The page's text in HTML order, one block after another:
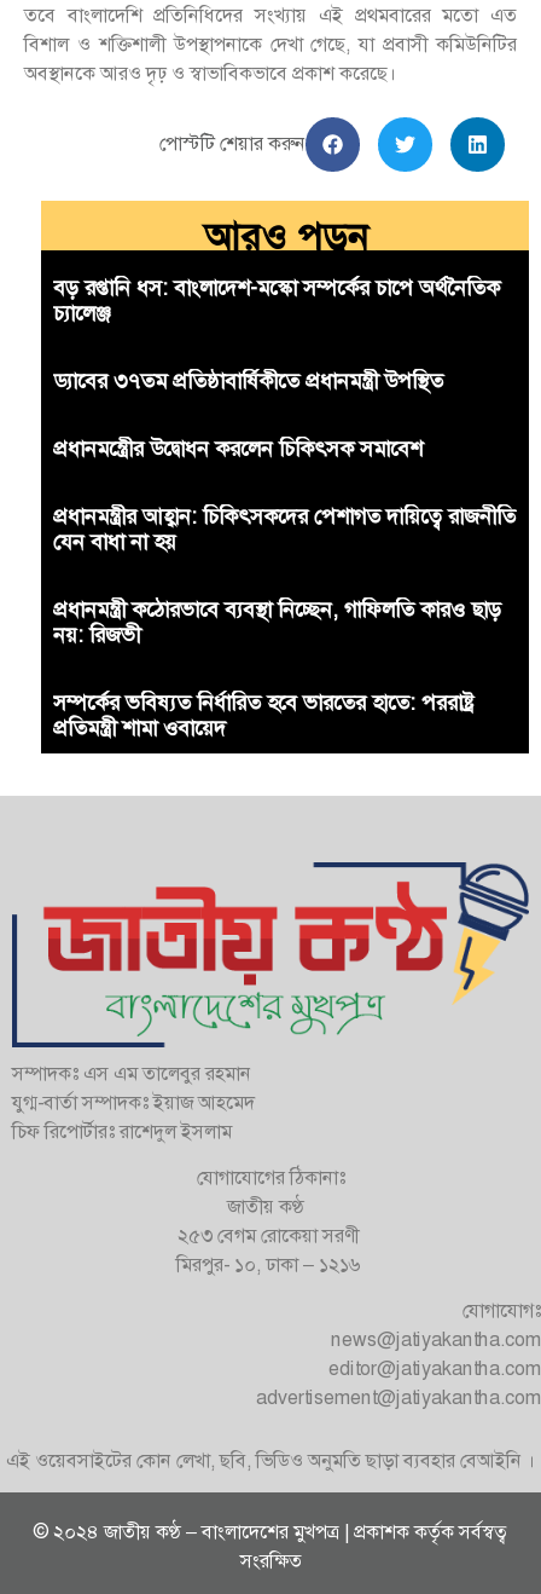
তবে বাংলাদেশি প্রতিনিধিদের সংখ্যায় এই প্রথমবারের মতো এত
বিশাল ও শক্তিশালী উপস্থাপনাকে দেখা গেছে, যা প্রবাসী কমিউনিটির
অবস্থানকে আরও দৃঢ় ও স্বাভাবিকভাবে প্রকাশ করেছে।
পোস্টটি শেয়ার করুন
আরও পড়ুন
বড় রপ্তানি ধস: বাংলাদেশ-মস্কো সম্পর্কের চাপে অর্থনৈতিক
চ্যালেঞ্জ
ড্যাবের ৩৭তম প্রতিষ্ঠাবার্ষিকীতে প্রধানমন্ত্রী উপস্থিত
প্রধানমন্ত্রীের উদ্বোধন করলেন চিকিৎসক সমাবেশ
প্রধানমন্ত্রীর আহ্বান: চিকিৎসকদের পেশাগত দায়িত্বে রাজনীতি
যেন বাধা না হয়
প্রধানমন্ত্রী কঠোরভাবে ব্যবস্থা নিচ্ছেন, গাফিলতি কারও ছাড়
নয়: রিজভী
সম্পর্কের ভবিষ্যত নির্ধারিত হবে ভারতের হাতে: পররাষ্ট্র
প্রতিমন্ত্রী শামা ওবায়েদ
সম্পাদকঃ এস এম তালেবুর রহমান
যুগ্ম-বার্তা সম্পাদকঃ ইয়াজ আহমেদ
চিফ রিপোর্টারঃ রাশেদুল ইসলাম
যোগাযোগের ঠিকানাঃ
জাতীয় কণ্ঠ
২৫৩ বেগম রোকেয়া সরণী
মিরপুর- ১০, ঢাকা – ১২১৬
যোগাযোগঃ
news@jatiyakantha.com
editor@jatiyakantha.com
advertisement@jatiyakantha.com
এই ওয়েবসাইটের কোন লেখা, ছবি, ভিডিও অনুমতি ছাড়া ব্যবহার বেআইনি ।
© ২০২৪ জাতীয় কণ্ঠ – বাংলাদেশের মুখপত্র | প্রকাশক কর্তৃক সর্বস্বত্ব
সংরক্ষিত